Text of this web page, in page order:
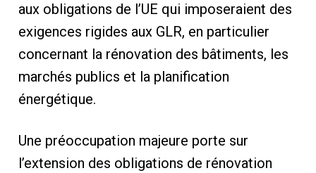
aux obligations de l’UE qui imposeraient des
exigences rigides aux GLR, en particulier
concernant la rénovation des bâtiments, les
marchés publics et la planification
énergétique.
Une préoccupation majeure porte sur
l’extension des obligations de rénovation